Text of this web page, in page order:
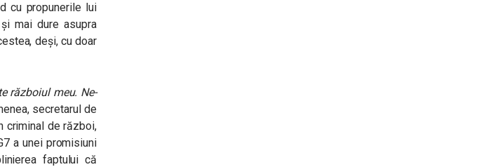
cu propunerile lui
mai dure asupra
deși, cu doar
războiul meu. Ne-
secretarul de
criminal de război,
a unei promisiuni
faptului că